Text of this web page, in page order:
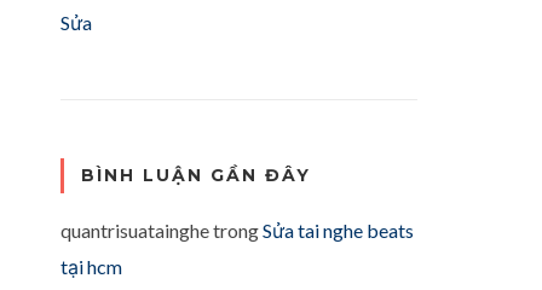
Sửa
BÌNH LUẬN GẦN ĐÂY
quantrisuatainghetrongSửa tai nghe beats
tại hcm